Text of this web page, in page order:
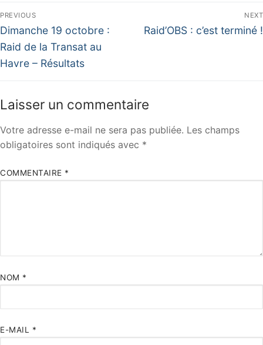
Navigation
de
l’article
PREVIOUS
Previous
post:
Dimanche 19 octobre :
Raid de la Transat au
Havre – Résultats
NEXT
Next
Raid’OBS : c’est terminé !
Laisser un commentaire
Votre adresse e-mail ne sera pas publiée. Les champs
obligatoires sont indiqués avec *
COMMENTAIRE *
NOM *
E-MAIL *